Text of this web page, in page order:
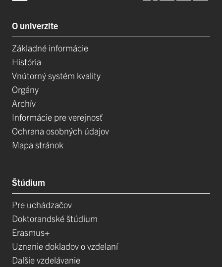
O univerzite
Základné informácie
História
Vnútorný systém kvality
Orgány
Archív
Informácie pre verejnosť
Ochrana osobných údajov
Mapa stránok
Štúdium
Pre uchádzačov
Doktorandské štúdium
Erasmus+
Uznanie dokladov o vzdelaní
Dalšie vzdelávanie